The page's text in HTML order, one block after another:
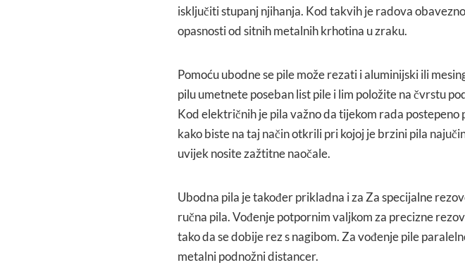
isključiti stupanj njihanja. Kod takvih je radova
opasnosti od sitnih metalnih krhotina u zraku.
Pomoću ubodne se pile može rezati i aluminijski ili
pilu umetnete poseban list pile i lim položite na čvrstu
Kod električnih je pila važno da tijekom rada
kako biste na taj način otkrili pri kojoj je brzini pila
uvijek nosite zažtitne naočale.
Ubodna pila je također prikladna i za Za specijalne
ručna pila. Vođenje potpornim valjkom za precizne
tako da se dobije rez s nagibom. Za vođenje pile
metalni podnožni distancer.